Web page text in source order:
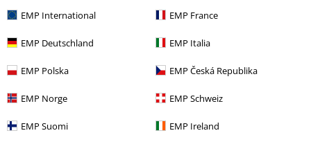
EMP International EMP France
EMP Deutschland EMP Italia
EMP Polska EMP Česká Republika
EMP Norge EMP Schweiz
EMP Suomi EMP Ireland
Descuento para estudiantes
EMP Backstage Club